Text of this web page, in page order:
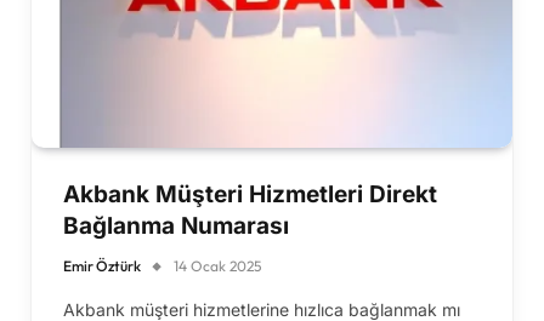
Akbank Müşteri Hizmetleri Direkt
Bağlanma Numarası
Emir Öztürk 14 Ocak 2025
Akbank müşteri hizmetlerine hızlıca bağlanmak mı